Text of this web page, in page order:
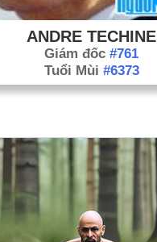
ANDRE TECHINE
Giám đốc #761
Tuổi Mùi #6373